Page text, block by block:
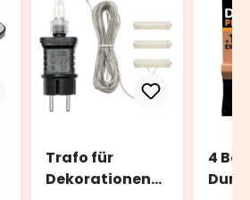
Trafo für
Dekorationen
4